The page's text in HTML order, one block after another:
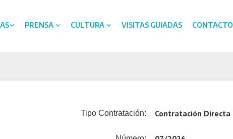
PRENSA CULTURA VISITAS GUIADAS CONTACTO
Tipo Contratación: Contratación Directa